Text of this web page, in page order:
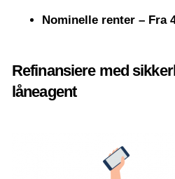
Nominelle renter – Fra
Refinansiere med
låneagent